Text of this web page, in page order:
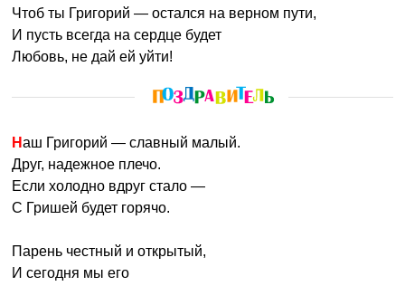
Чтоб ты Григорий — остался на верном пути,
И пусть всегда на сердце будет
Любовь, не дай ей уйти!
Наш Григорий — славный малый.
Друг, надежное плечо.
Если холодно вдруг стало —
С Гришей будет горячо.
Парень честный и открытый,
И сегодня мы его